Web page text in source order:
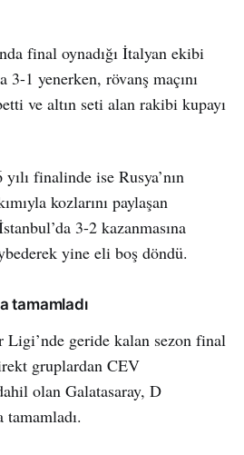
final oynadığı İtalyan ekibi
3-1 yenerken, rövanş maçını
ve altın seti alan rakibi kupayı
finalinde ise Rusya’nın
kozlarını paylaşan
3-2 kazanmasına
yine eli boş döndü.
tamamladı
Ligi’nde geride kalan sezon final
gruplardan CEV
olan Galatasaray, D
tamamladı.